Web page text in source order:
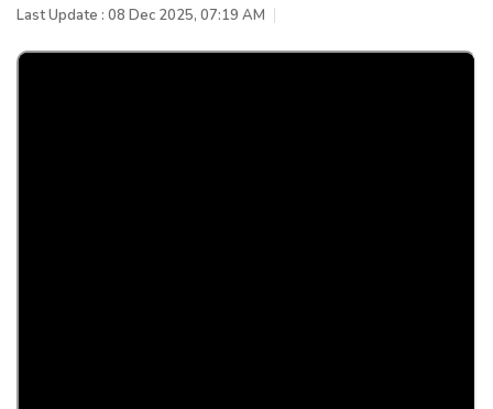
Last Update : 08 Dec 2025, 07:19 AM